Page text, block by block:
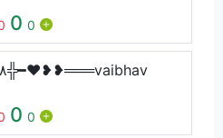
0 0
━━╬٨ـﮩﮩ❤٨ـﮩﮩـ╬━❤️❥❥═══vaibhav
0 0